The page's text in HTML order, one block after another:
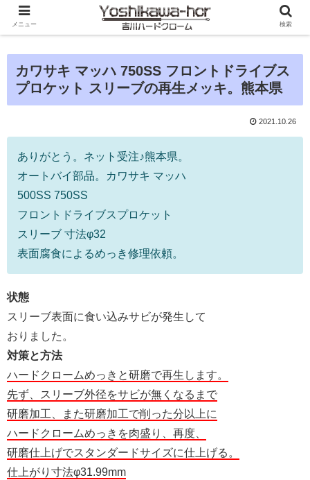
カワサキ マッハ 750SS フロントドライブス
プロケット スリーブの再生メッキ。熊本県
2021.10.26
ありがとう。ネット受注♪熊本県。
オートバイ部品。カワサキ マッハ
500SS 750SS
フロントドライブスプロケット
スリーブ 寸法φ32
表面腐食によるめっき修理依頼。
状態
スリーブ表面に食い込みサビが発生して
おりました。
対策と方法
ハードクロームめっきと研磨で再生します。
先ず、スリーブ外径をサビが無くなるまで
研磨加工、また研磨加工で削った分以上に
ハードクロームめっきを肉盛り、再度、
研磨仕上げでスタンダードサイズに仕上げる。
仕上がり寸法φ31.99mm
メニュー 検索